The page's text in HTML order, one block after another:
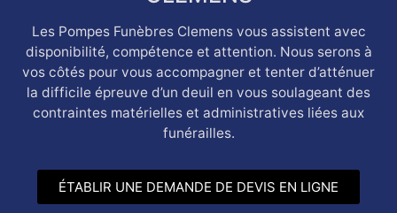
Les Pompes Funèbres Clemens vous assistent avec
disponibilité, compétence et attention. Nous serons à
vos côtés pour vous accompagner et tenter d’atténuer
la difficile épreuve d’un deuil en vous soulageant des
contraintes matérielles et administratives liées aux
funérailles.
ÉTABLIR UNE DEMANDE DE DEVIS EN LIGNE